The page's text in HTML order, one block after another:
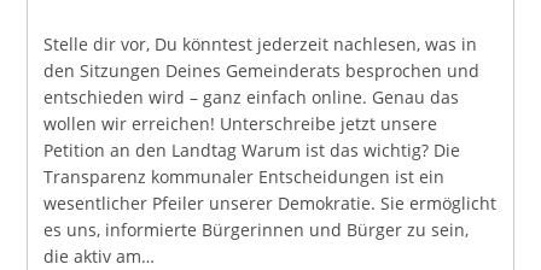
Stelle dir vor, Du könntest jederzeit nachlesen, was in
den Sitzungen Deines Gemeinderats besprochen und
entschieden wird – ganz einfach online. Genau das
wollen wir erreichen! Unterschreibe jetzt unsere
Petition an den Landtag Warum ist das wichtig? Die
Transparenz kommunaler Entscheidungen ist ein
wesentlicher Pfeiler unserer Demokratie. Sie ermöglicht
es uns, informierte Bürgerinnen und Bürger zu sein,
die aktiv am…